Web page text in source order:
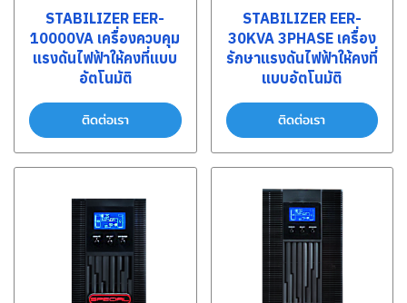
STABILIZER EER-
10000VA เครื่องควบคุม
แรงดันไฟฟ้าให้คงที่แบบ
อัตโนมัติ
ติดต่อเรา
STABILIZER EER-
30KVA 3PHASE เครื่อง
รักษาแรงดันไฟฟ้าให้คงที่
แบบอัตโนมัติ
ติดต่อเรา